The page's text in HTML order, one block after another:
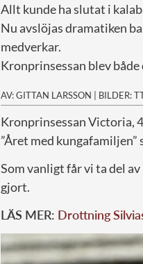
Allt kunde ha slutat i
Nu avslöjas dramatiken
medverkar.
Kronprinsessan blev
AV: GITTAN LARSSON | BILDER:
Kronprinsessan Victoria,
”Året med kungafamiljen”
Som vanligt får vi ta del
gjort.
LÄS MER: Drottning